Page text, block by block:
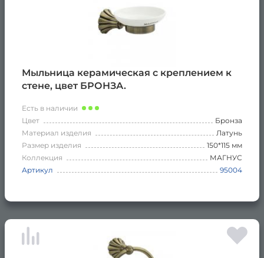
Мыльница керамическая с креплением к
стене, цвет БРОНЗА.
Есть в наличии
Цвет
Бронза
Материал изделия
Латунь
Размер изделия
150*115 мм
Коллекция
МАГНУС
Артикул
95004